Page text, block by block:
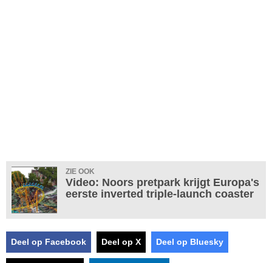
ZIE OOK
Video: Noors pretpark krijgt Europa's
eerste inverted triple-launch coaster
Deel op Facebook Deel op X Deel op Bluesky